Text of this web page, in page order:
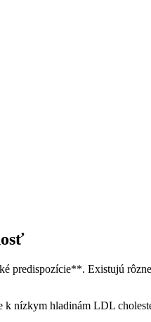
Existujú
k nízkym​ hladinám⁢ LDL‍